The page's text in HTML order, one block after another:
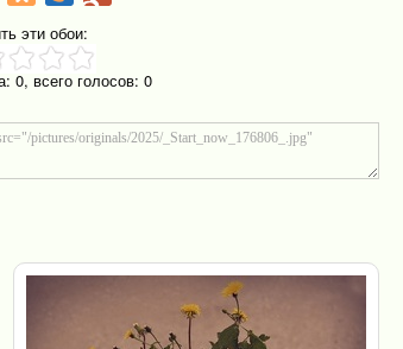
эти обои:
0, всего голосов: 0